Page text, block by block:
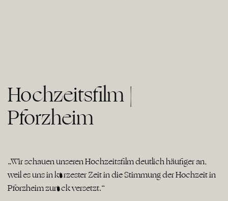
Hochzeitsfilm |
Pforzheim
„Wir schauen unseren Hochzeitsfilm deutlich häufiger an,
weil es uns in kürzester Zeit in die Stimmung der Hochzeit in
Pforzheim zurück versetzt.“